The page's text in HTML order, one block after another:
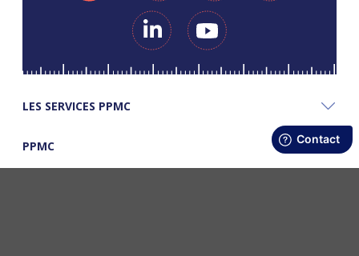
LES SERVICES PPMC
PPMC